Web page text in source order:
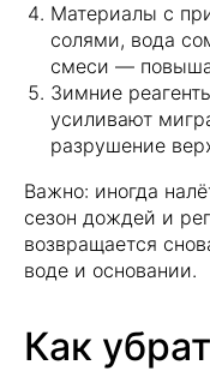
Материалы с
солями, вода
смеси —
Зимние
усиливают
разрушение
Важно: иногда
сезон дождей и
возвращается
воде и основании.
Как